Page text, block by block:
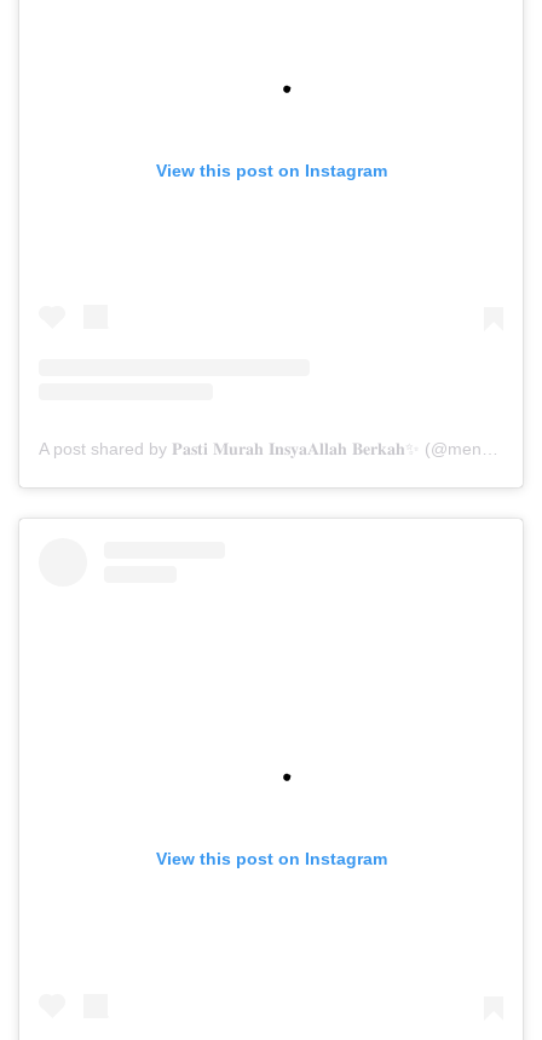
View this post on Instagram
View this post on Instagram